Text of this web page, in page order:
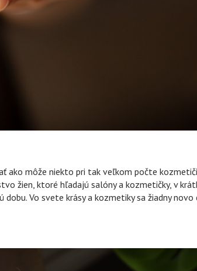
ako môže niekto pri tak veľkom počte
žien, ktoré hľadajú salóny a kozmetičky, v
Vo svete krásy a kozmetiky sa žiadny